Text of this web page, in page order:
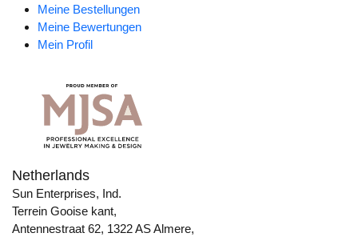
Meine Bestellungen
Meine Bewertungen
Mein Profil
Netherlands
Sun Enterprises, Ind.
Terrein Gooise kant,
Antennestraat 62, 1322 AS Almere,